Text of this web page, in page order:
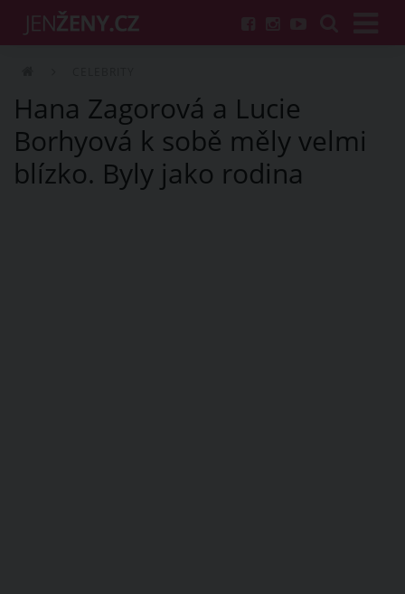
Hana Zagorová a Lucie
Borhyová k sobě měly velmi
blízko. Byly jako rodina